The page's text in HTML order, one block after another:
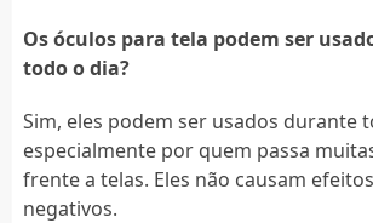
Os óculos para tela podem ser
todo o dia?
Sim, eles podem ser usados durante
especialmente por quem passa
frente a telas. Eles não causam
negativos.